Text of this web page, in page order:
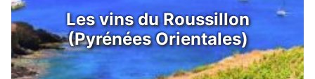
Les vins du Roussillon
(Pyrénées Orientales)